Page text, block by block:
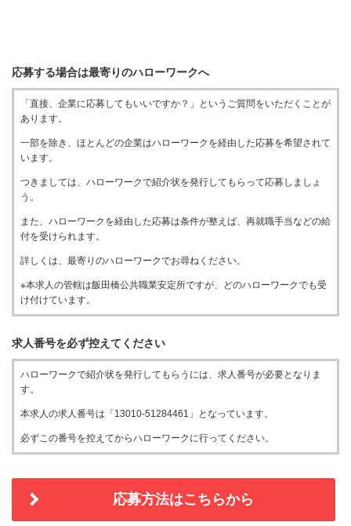
応募する場合は最寄りのハローワークへ
「直接、企業に応募してもいいですか？」というご質問をいただくことが
あります。
一部を除き、ほとんどの企業はハローワークを経由した応募を希望されて
います。
つきましては、ハローワークで紹介状を発行してもらって応募しましょ
う。
また、ハローワークを経由した応募は条件が整えば、再就職手当などの給
付を受けられます。
詳しくは、最寄りのハローワークでお尋ねください。
※本求人の管轄は飯田橋公共職業安定所ですが、どのハローワークでも受
け付けています。
求人番号を必ず控えてください
ハローワークで紹介状を発行してもらうには、求人番号が必要となりま
す。
本求人の求人番号は「13010-51284461」となっています。
必ずこの番号を控えてからハローワークに行ってください。
応募方法はこちらから